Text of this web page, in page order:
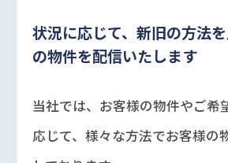
状況に応じて、新旧の方法
の物件を配信いたします
当社では、お客様の物件やご希
応じて、様々な方法でお客様の